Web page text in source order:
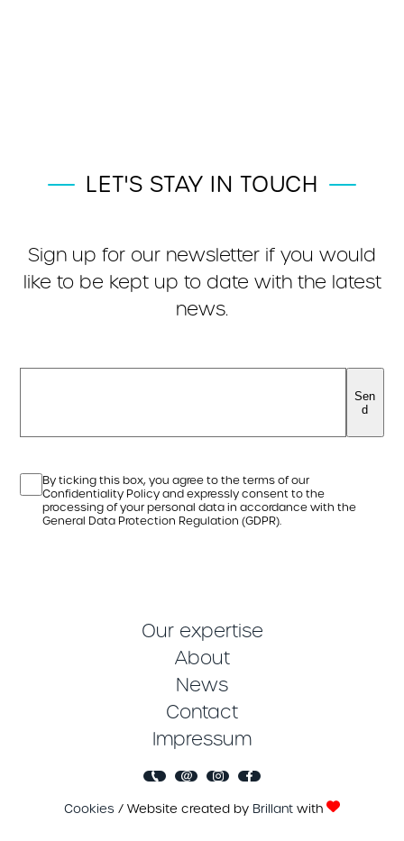
LET'S STAY IN TOUCH
Sign up for our newsletter if you would
like to be kept up to date with the latest
news.
By ticking this box, you agree to the terms of our
Confidentiality Policy and expressly consent to the
processing of your personal data in accordance with the
General Data Protection Regulation (GDPR).
Sen
d
Our expertise
About
News
Contact
Impressum
Cookies / Website created by Brillant with